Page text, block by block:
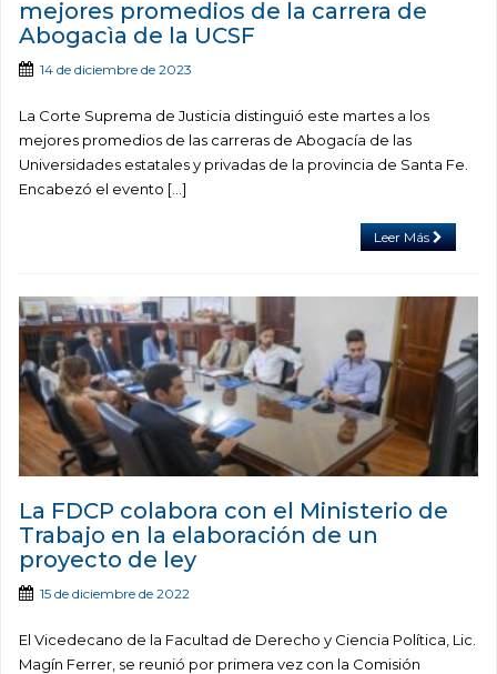
mejores promedios de la carrera de
Abogacìa de la UCSF
14 de diciembre de 2023
La Corte Suprema de Justicia distinguió este martes a los
mejores promedios de las carreras de Abogacía de las
Universidades estatales y privadas de la provincia de Santa Fe.
Encabezó el evento […]
Leer Más
La FDCP colabora con el Ministerio de
Trabajo en la elaboración de un
proyecto de ley
15 de diciembre de 2022
El Vicedecano de la Facultad de Derecho y Ciencia Política, Lic.
Magín Ferrer, se reunió por primera vez con la Comisión